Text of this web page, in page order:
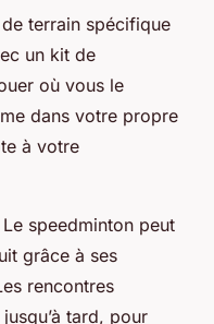
terrain spécifique
un kit de
où vous le
dans votre propre
à votre
Le speedminton peut
grâce à ses
rencontres
tard, pour